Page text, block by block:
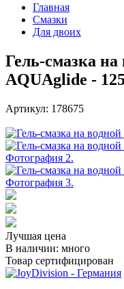
Главная
Смазки
Для двоих
Гель-смазка на
AQUAglide -
Артикул: 178675
Лучшая цена
В наличии: много
Товар сертифицирован